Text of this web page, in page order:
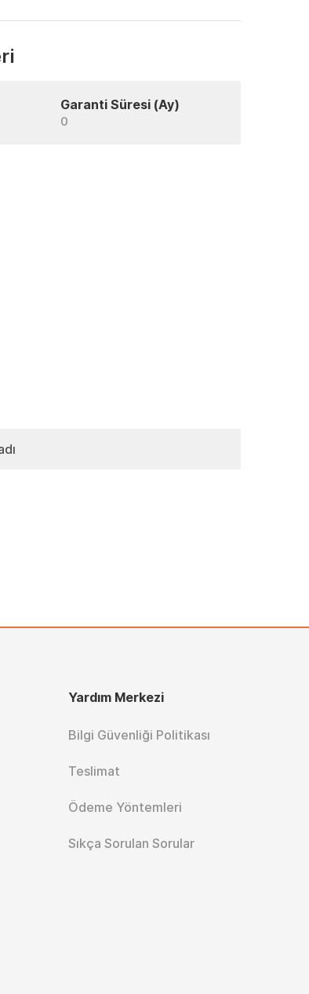
Garanti Süresi (Ay)
0
Yardım Merkezi
Bilgi Güvenliği Politikası
Teslimat
Ödeme Yöntemleri
Sıkça Sorulan Sorular